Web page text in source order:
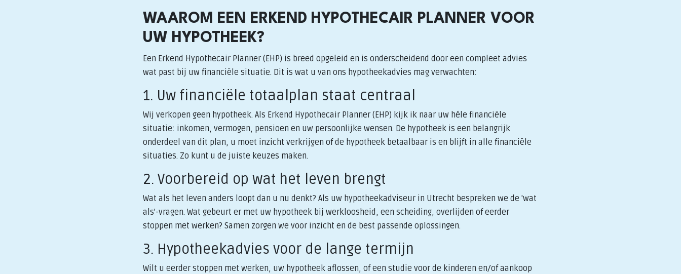
WAAROM EEN ERKEND HYPOTHECAIR PLANNER VOOR
UW HYPOTHEEK?
Een Erkend Hypothecair Planner (EHP) is breed opgeleid en is onderscheidend door een compleet advies
wat past bij uw financiële situatie. Dit is wat u van ons hypotheekadvies mag verwachten:
1. Uw financiële totaalplan staat centraal
Wij verkopen geen hypotheek. Als Erkend Hypothecair Planner (EHP) kijk ik naar uw héle financiële
situatie: inkomen, vermogen, pensioen en uw persoonlijke wensen. De hypotheek is een belangrijk
onderdeel van dit plan, u moet inzicht verkrijgen of de hypotheek betaalbaar is en blijft in alle financiële
situaties. Zo kunt u de juiste keuzes maken.
2. Voorbereid op wat het leven brengt
Wat als het leven anders loopt dan u nu denkt? Als uw hypotheekadviseur in Utrecht bespreken we de 'wat
als'-vragen. Wat gebeurt er met uw hypotheek bij werkloosheid, een scheiding, overlijden of eerder
stoppen met werken? Samen zorgen we voor inzicht en de best passende oplossingen.
3. Hypotheekadvies voor de lange termijn
Wilt u eerder stoppen met werken, uw hypotheek aflossen, of een studie voor de kinderen en/of aankoop